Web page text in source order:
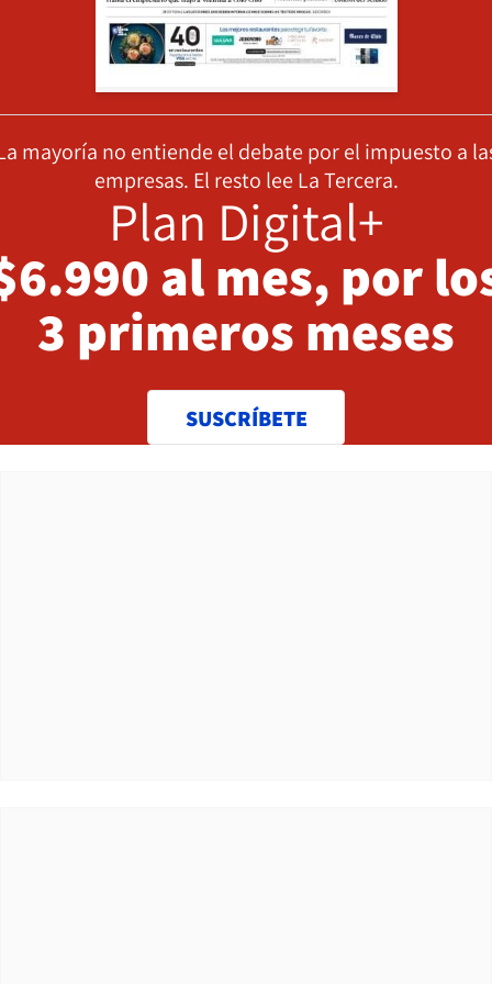
mayoría no entiende el debate por el impuesto a
empresas. El resto lee La Tercera.
Plan Digital+
al mes, por
3 primeros meses
SUSCRÍBETE